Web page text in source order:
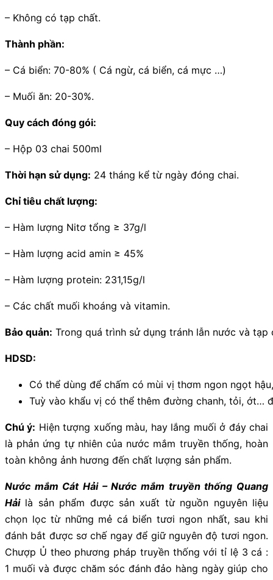
– Không có tạp chất.
Thành phần:
– Cá biển: 70-80% ( Cá ngừ, cá biển, cá mực …)
– Muối ăn: 20-30%.
Quy cách đóng gói:
– Hộp 03 chai 500ml
Thời hạn sử dụng: 24 tháng kể từ ngày đóng chai.
Chỉ tiêu chất lượng:
– Hàm lượng Nitơ tổng ≥ 37g/l
– Hàm lượng acid amin ≥ 45%
– Hàm lượng protein: 231,15g/l
– Các chất muối khoáng và vitamin.
Bảo quản: Trong quá trình sử dụng tránh lẫn nước và
HDSD:
Có thể dùng để chấm có mùi vị thơm ngon ngọt
Tuỳ vào khẩu vị có thể thêm đường chanh, tỏi, ớt…
Chú ý: Hiện tượng xuống màu, hay lắng muối ở đáy chai
là phản ứng tự nhiên của nước mắm truyền thống, hoàn
toàn không ảnh hương đến chất lượng sản phẩm.
Nước mắm Cát Hải – Nước mắm truyền thống Quang
Hảilà sản phẩm được sản xuất từ nguồn nguyên liệu
chọn lọc từ những mẻ cá biển tươi ngon nhất, sau khi
đánh bắt được sơ chế ngay để giữ nguyên độ tươi ngon.
Chượp Ủ theo phương pháp truyền thống với tỉ lệ 3 cá :
1 muối và được chăm sóc đánh đảo hàng ngày giúp cho